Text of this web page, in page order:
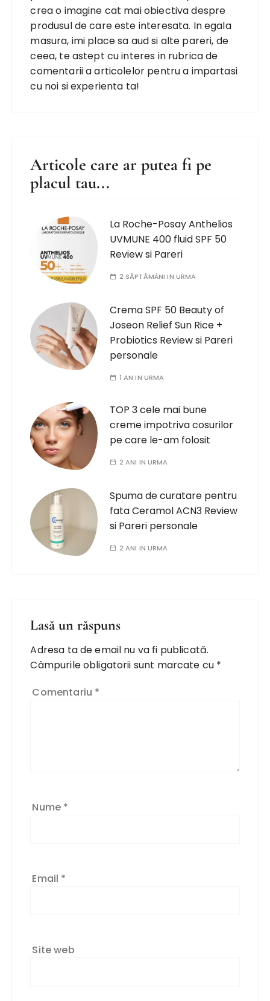
crea o imagine cat mai obiectiva despre
produsul de care este interesata. In egala
masura, imi place sa aud si alte pareri, de
ceea, te astept cu interes in rubrica de
comentarii a articolelor pentru a impartasi
cu noi si experienta ta!
Articole care ar putea fi pe
placul tau...
La Roche-Posay Anthelios
UVMUNE 400 fluid SPF 50
Review si Pareri
2 SĂPTĂMÂNI IN URMA
Crema SPF 50 Beauty of
Joseon Relief Sun Rice +
Probiotics Review si Pareri
personale
1 AN IN URMA
TOP 3 cele mai bune
creme impotriva cosurilor
pe care le-am folosit
2 ANI IN URMA
Spuma de curatare pentru
fata Ceramol ACN3 Review
si Pareri personale
2 ANI IN URMA
Lasă un răspuns
Adresa ta de email nu va fi publicată.
Câmpurile obligatorii sunt marcate cu *
Comentariu *
Nume *
Email *
Site web